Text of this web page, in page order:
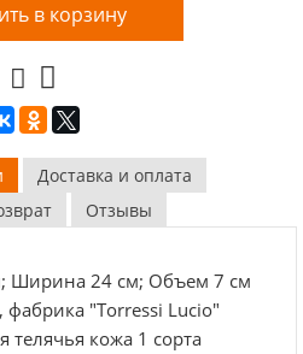
в корзину
Доставка и оплата
Отзывы
Ширина 24 см; Объем 7 см
фабрика "Torressi Lucio"
телячья кожа 1 сорта